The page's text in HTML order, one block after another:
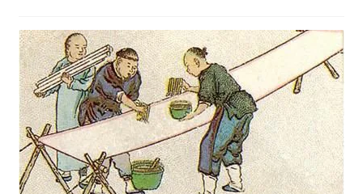
menu
enfant
Questions fréquentes